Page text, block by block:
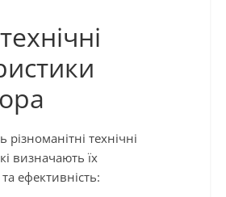
технічні
визначають їх
ефективність: